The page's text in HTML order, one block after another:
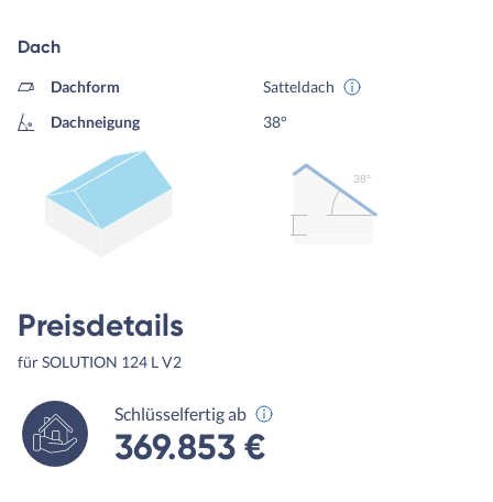
Dach
Dachform
Satteldach
Dachneigung
38°
38º
Preisdetails
für SOLUTION 124 L V2
Schlüsselfertig ab
369.853 €